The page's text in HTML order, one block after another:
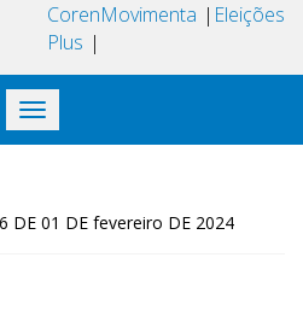
Coren
Plus
Movimenta Eleições
Toggle
navigation
DE 01 DE fevereiro DE 2024